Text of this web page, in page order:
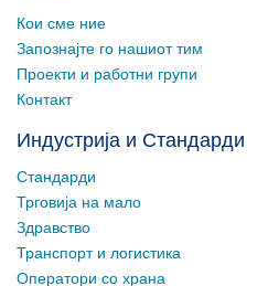
Кои сме ние
Запознајте го нашиот тим
Проекти и работни групи
Контакт
Индустрија и Стандарди
Стандарди
Трговија на мало
Здравство
Транспорт и логистика
Оператори со храна